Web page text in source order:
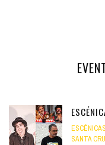
ESCÉNICAS
SANTA